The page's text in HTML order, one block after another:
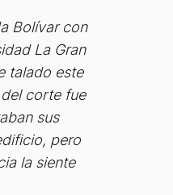
Bolívar con
La Gran
talado este
corte fue
sus
pero
la siente